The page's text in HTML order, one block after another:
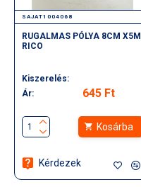
SAJAT1004068
RUGALMAS PÓLYA 8CM X5M
RICO
Kiszerelés:
Ár:
645 Ft
Kosárba
Kérdezek